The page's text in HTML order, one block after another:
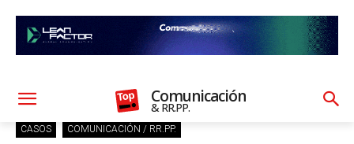
Comunicación
& RR.PP.
CASOS COMUNICACIÓN / RR.PP.